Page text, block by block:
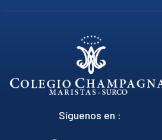
Síguenos en :